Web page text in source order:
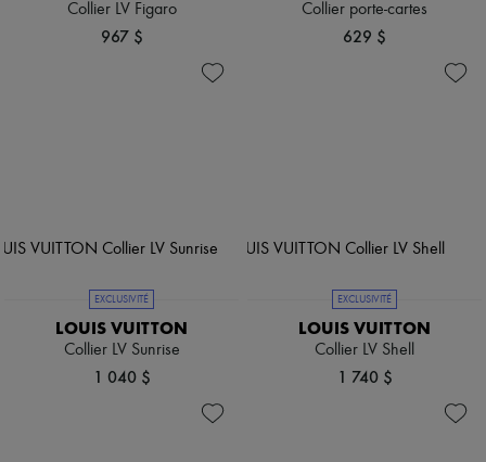
Collier LV Figaro
967 $
Collier porte-cartes
629 $
EXCLUSIVITÉ
LOUIS VUITTON
Collier LV Sunrise
1 040 $
EXCLUSIVITÉ
LOUIS VUITTON
Collier LV Shell
1 740 $